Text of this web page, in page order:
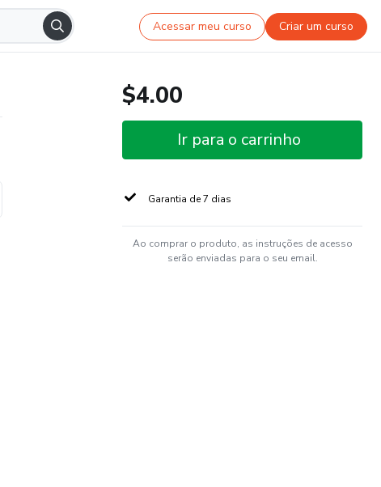
Acessar meu curso Criar um curso
$4.00
Ir para o carrinho
Garantia de 7 dias
Ao comprar o produto, as instruções de acesso
serão enviadas para o seu email.